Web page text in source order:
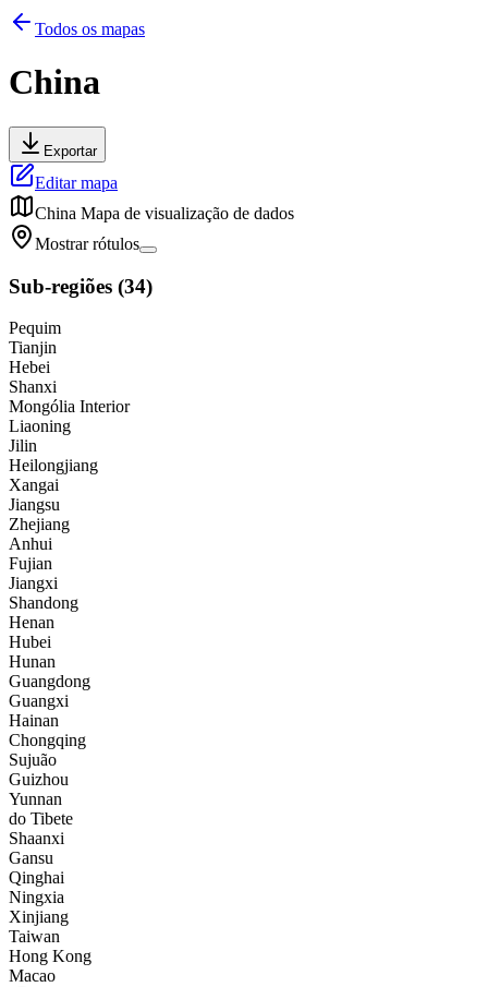
Todos os mapas
China
Exportar
Editar mapa
China Mapa de visualização de dados
Mostrar rótulos
Sub-regiões (34)
Pequim
Tianjin
Hebei
Shanxi
Mongólia Interior
Liaoning
Jilin
Heilongjiang
Xangai
Jiangsu
Zhejiang
Anhui
Fujian
Jiangxi
Shandong
Henan
Hubei
Hunan
Guangdong
Guangxi
Hainan
Chongqing
Sujuão
Guizhou
Yunnan
do Tibete
Shaanxi
Gansu
Qinghai
Ningxia
Xinjiang
Taiwan
Hong Kong
Macao